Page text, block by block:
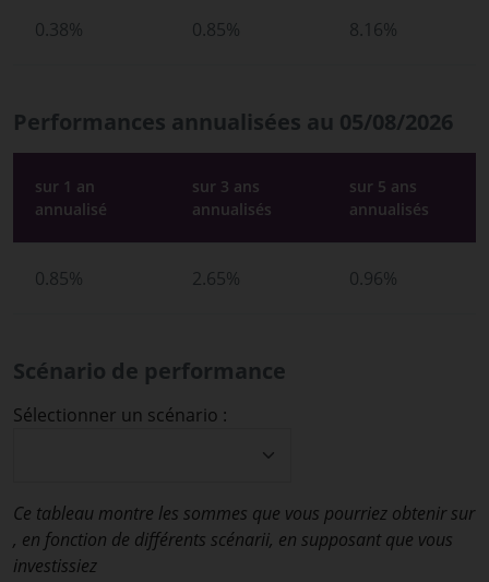
0.38% 0.85% 8.16%
Performances annualisées au 05/08/2026
sur 1 an
annualisé
sur 3 ans
annualisés
sur 5 ans
annualisés
0.85% 2.65% 0.96%
Scénario de performance
Sélectionner un scénario :
Ce tableau montre les sommes que vous pourriez obtenir sur
, en fonction de différents scénarii, en supposant que vous
investissiez